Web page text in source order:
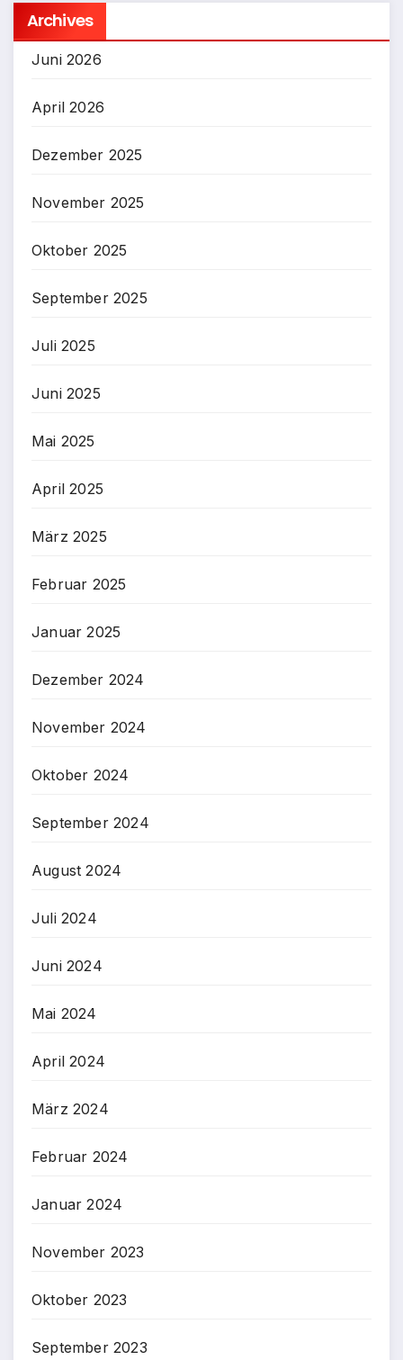
Archives
Juni 2026
April 2026
Dezember 2025
November 2025
Oktober 2025
September 2025
Juli 2025
Juni 2025
Mai 2025
April 2025
März 2025
Februar 2025
Januar 2025
Dezember 2024
November 2024
Oktober 2024
September 2024
August 2024
Juli 2024
Juni 2024
Mai 2024
April 2024
März 2024
Februar 2024
Januar 2024
November 2023
Oktober 2023
September 2023